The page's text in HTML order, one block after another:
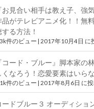
お見合い相手は教え子、強
品がテレビアニメ化！！無
する方法！
件のビュー | 2017年10月4日 に
コード・ブルー』脚本家の
くなろう！恋愛要素はいら
件のビュー | 2017年8月6日 に
ードブルー３ オーディショ